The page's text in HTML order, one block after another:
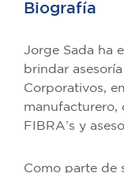
Biografía
Jorge Sada ha
brindar
Corporativos,
manufacturero,
FIBRA’s y
Como parte de